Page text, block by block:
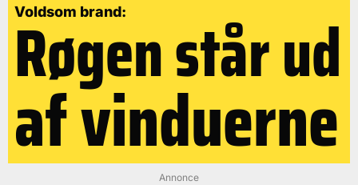
Voldsom brand:
Røgen står ud
af vinduerne
Annonce